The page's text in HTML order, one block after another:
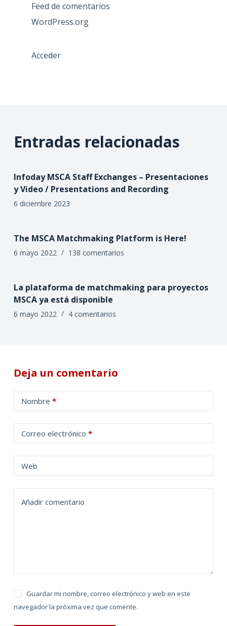
Feed de comentarios
WordPress.org
Acceder
Entradas relacionadas
Infoday MSCA Staff Exchanges – Presentaciones
y Video / Presentations and Recording
6 diciembre 2023
The MSCA Matchmaking Platform is Here!
6 mayo 2022 138 comentarios
La plataforma de matchmaking para proyectos
MSCA ya está disponible
6 mayo 2022 4 comentarios
Deja un comentario
Nombre *
Correo electrónico *
Web
Añadir comentario
Guardar mi nombre, correo electrónico y web en este
navegador la próxima vez que comente.
l
t
a
t